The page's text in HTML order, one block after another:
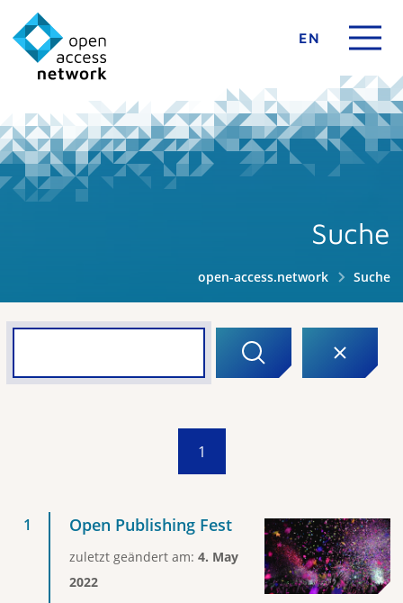
EN
Suche
open-access.network Suche
1
Open Publishing Fest
zuletzt geändert am: 4. May
2022